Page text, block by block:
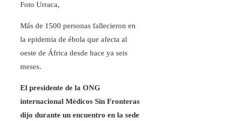
Foto Urraca,
Más de 1500 personas fallecieron en
la epidemia de ébola que afecta al
oeste de África desde hace ya seis
meses.
El presidente de la ONG
internacional Médicos Sin Fronteras
dijo durante un encuentro en la sede